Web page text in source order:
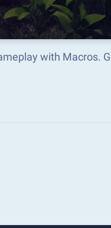
with Macros.